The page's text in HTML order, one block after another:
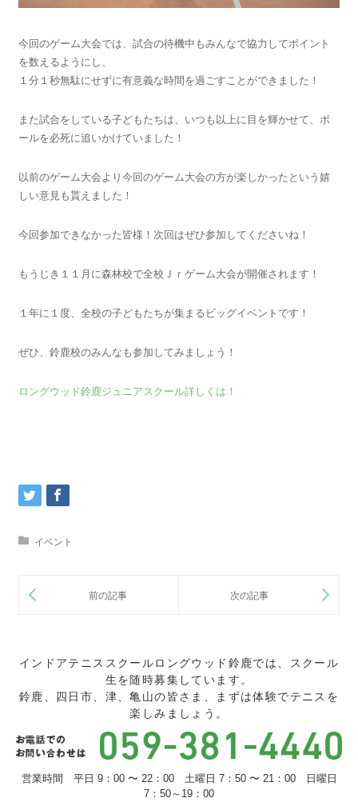
今回のゲーム大会では、試合の待機中もみんなで協力してポイント
を数えるようにし、
１分１秒無駄にせずに有意義な時間を過ごすことができました！
また試合をしている子どもたちは、いつも以上に目を輝かせて、ボ
ールを必死に追いかけていました！
以前のゲーム大会より今回のゲーム大会の方が楽しかったという嬉
しい意見も貰えました！
今回参加できなかった皆様！次回はぜひ参加してくださいね！
もうじき１１月に森林校で全校Ｊｒゲーム大会が開催されます！
１年に１度、全校の子どもたちが集まるビッグイベントです！
ぜひ、鈴鹿校のみんなも参加してみましょう！
ロングウッド鈴鹿ジュニアスクール詳しくは！
イベント
インドアテニススクールロングウッド鈴鹿では、スクール
生を随時募集しています。
鈴鹿、四日市、津、亀山の皆さま、まずは体験でテニスを
楽しみましょう。
営業時間 平日 9：00 〜 22：00 土曜日 7：50 〜 21：00 日曜日
7：50～19：00